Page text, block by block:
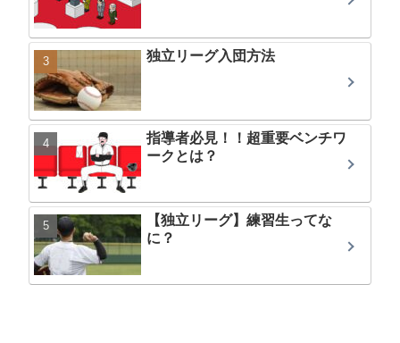
独立リーグ入団方法
指導者必見！！超重要ベンチワ
ークとは？
【独立リーグ】練習生ってな
に？